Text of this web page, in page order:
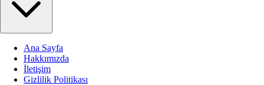
Ana Sayfa
Hakkımızda
İletişim
Gizlilik Politikası